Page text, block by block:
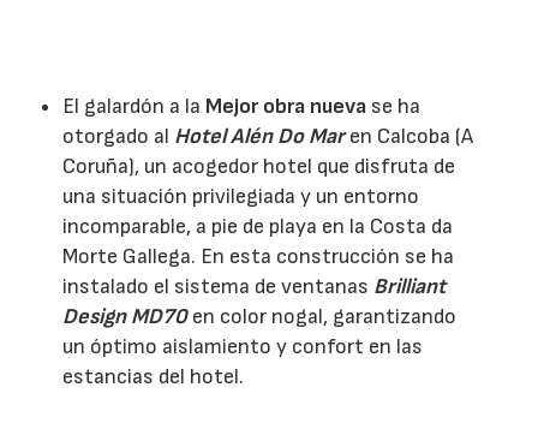
El galardón a la Mejor obra nueva se ha
otorgado al Hotel Alén Do Mar en Calcoba (A
Coruña), un acogedor hotel que disfruta de
una situación privilegiada y un entorno
incomparable, a pie de playa en la Costa da
Morte Gallega. En esta construcción se ha
instalado el sistema de ventanas Brilliant
Design MD70 en color nogal, garantizando
un óptimo aislamiento y confort en las
estancias del hotel.